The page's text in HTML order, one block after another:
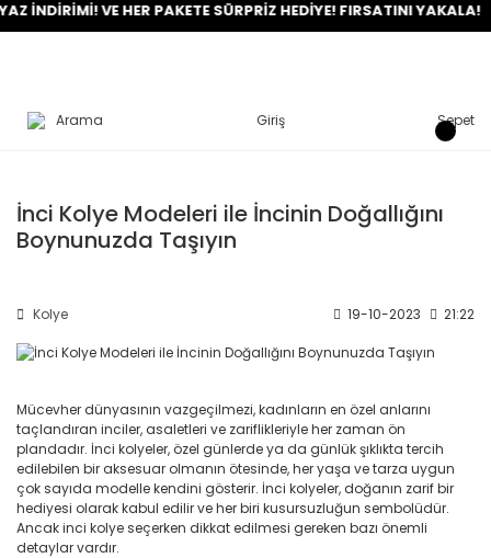
İNDİRİMİ! VE HER PAKETE SÜRPRİZ HEDİYE! FIRSATINI YAKALA!
Arama Giriş Sepet
İnci Kolye Modeleri ile İncinin Doğallığını
Boynunuzda Taşıyın
Kolye 19-10-2023 21:22
Mücevher dünyasının vazgeçilmezi, kadınların en özel anlarını
taçlandıran inciler, asaletleri ve zariflikleriyle her zaman ön
plandadır. İnci kolyeler, özel günlerde ya da günlük şıklıkta tercih
edilebilen bir aksesuar olmanın ötesinde, her yaşa ve tarza uygun
çok sayıda modelle kendini gösterir. İnci kolyeler, doğanın zarif bir
hediyesi olarak kabul edilir ve her biri kusursuzluğun sembolüdür.
Ancak inci kolye seçerken dikkat edilmesi gereken bazı önemli
detaylar vardır.